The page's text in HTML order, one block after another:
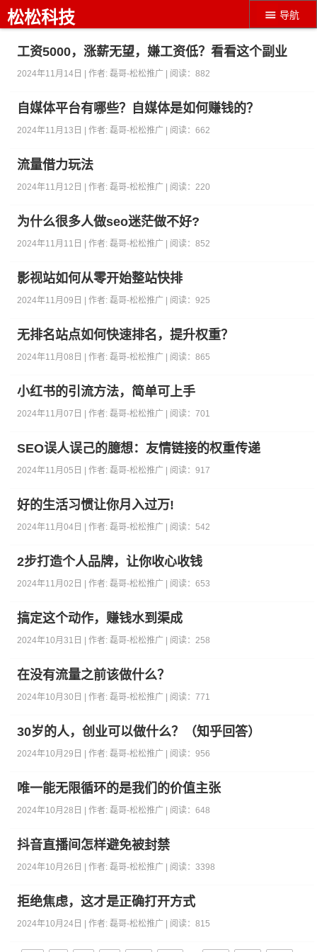
导航
松松科技
工资5000，涨薪无望，嫌工资低？看看这个副业
2024年11月14日 | 作者:磊哥-松松推广 | 阅读：882
自媒体平台有哪些？自媒体是如何赚钱的？
2024年11月13日 | 作者:磊哥-松松推广 | 阅读：662
流量借力玩法
2024年11月12日 | 作者:磊哥-松松推广 | 阅读：220
为什么很多人做seo迷茫做不好?
2024年11月11日 | 作者:磊哥-松松推广 | 阅读：852
影视站如何从零开始整站快排
2024年11月09日 | 作者:磊哥-松松推广 | 阅读：925
无排名站点如何快速排名，提升权重？
2024年11月08日 | 作者:磊哥-松松推广 | 阅读：865
小红书的引流方法，简单可上手
2024年11月07日 | 作者:磊哥-松松推广 | 阅读：701
SEO误人误己的臆想：友情链接的权重传递
2024年11月05日 | 作者:磊哥-松松推广 | 阅读：917
好的生活习惯让你月入过万!
2024年11月04日 | 作者:磊哥-松松推广 | 阅读：542
2步打造个人品牌，让你收心收钱
2024年11月02日 | 作者:磊哥-松松推广 | 阅读：653
搞定这个动作，赚钱水到渠成
2024年10月31日 | 作者:磊哥-松松推广 | 阅读：258
在没有流量之前该做什么？
2024年10月30日 | 作者:磊哥-松松推广 | 阅读：771
30岁的人，创业可以做什么？（知乎回答）
2024年10月29日 | 作者:磊哥-松松推广 | 阅读：956
唯一能无限循环的是我们的价值主张
2024年10月28日 | 作者:磊哥-松松推广 | 阅读：648
抖音直播间怎样避免被封禁
2024年10月26日 | 作者:磊哥-松松推广 | 阅读：3398
拒绝焦虑，这才是正确打开方式
2024年10月24日 | 作者:磊哥-松松推广 | 阅读：815